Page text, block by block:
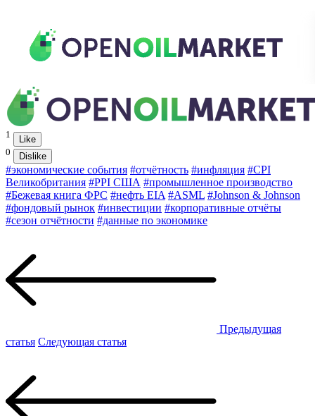
1
Like
0
Dislike
#экономические события #отчётность #инфляция #CPI
Великобритания #PPI США #промышленное производство
#Бежевая книга ФРС #нефть EIA #ASML #Johnson & Johnson
#фондовый рынок #инвестиции #корпоративные отчёты
#сезон отчётности #данные по экономике
Предыдущая
статья Следующая статья